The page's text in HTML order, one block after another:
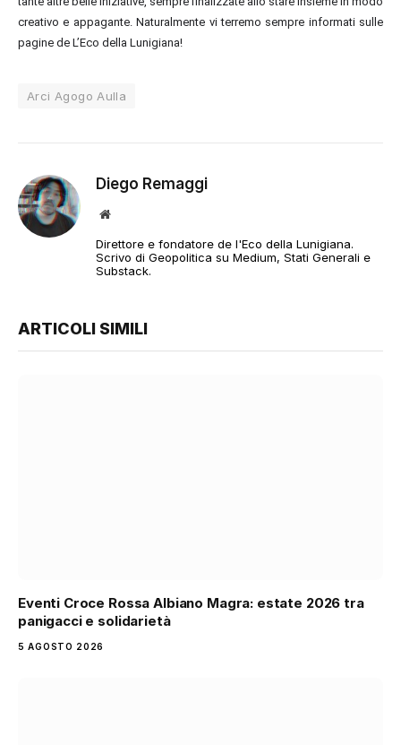
creativo e appagante. Naturalmente vi terremo sempre informati sulle
pagine de L’Eco della Lunigiana!
Arci Agogo Aulla
Diego Remaggi
Sito
Direttore e fondatore de l'Eco della Lunigiana.
Scrivo di Geopolitica su Medium, Stati Generali e
Substack.
ARTICOLI SIMILI
Eventi Croce Rossa Albiano Magra: estate 2026 tra
panigacci e solidarietà
5 AGOSTO 2026